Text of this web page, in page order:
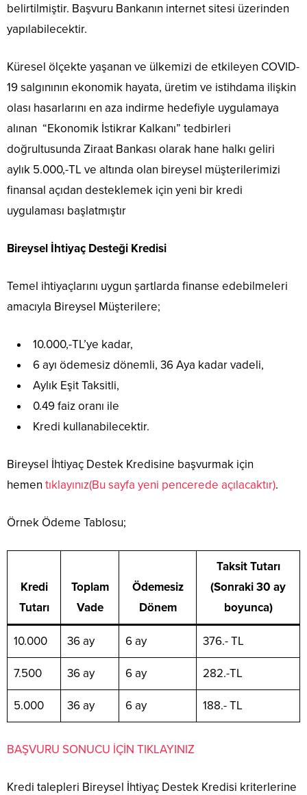
belirtilmiştir. Başvuru Bankanın internet sitesi üzerinden
yapılabilecektir.
Küresel ölçekte yaşanan ve ülkemizi de etkileyen COVID-
19 salgınının ekonomik hayata, üretim ve istihdama ilişkin
olası hasarlarını en aza indirme hedefiyle uygulamaya
alınan “Ekonomik İstikrar Kalkanı” tedbirleri
doğrultusunda Ziraat Bankası olarak hane halkı geliri
aylık 5.000,-TL ve altında olan bireysel müşterilerimizi
finansal açıdan desteklemek için yeni bir kredi
uygulaması başlatmıştır
Bireysel İhtiyaç Desteği Kredisi
Temel ihtiyaçlarını uygun şartlarda finanse edebilmeleri
amacıyla Bireysel Müşterilere;
10.000,-TL’ye kadar,
6 ayı ödemesiz dönemli, 36 Aya kadar vadeli,
Aylık Eşit Taksitli,
0.49 faiz oranı ile
Kredi kullanabilecektir.
Bireysel İhtiyaç Destek Kredisine başvurmak için
hemen tıklayınız(Bu sayfa yeni pencerede açılacaktır).
Örnek Ödeme Tablosu;
Kredi
Tutarı
Toplam
Vade
Ödemesiz
Dönem
Taksit Tutarı
(Sonraki 30 ay
boyunca)
10.000 36 ay 6 ay 376.- TL
7.500 36 ay 6 ay 282.-TL
5.000 36 ay 6 ay 188.- TL
BAŞVURU SONUCU İÇİN TIKLAYINIZ
Kredi talepleri Bireysel İhtiyaç Destek Kredisi kriterlerine